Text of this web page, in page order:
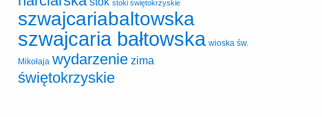
stoki świętokrzyskie
szwajcariabaltowska
szwajcaria bałtowska wioska św.
Mikołaja wydarzenie zima
świętokrzyskie